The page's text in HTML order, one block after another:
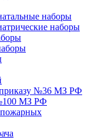
наборы
наборы
№36 МЗ РФ
МЗ РФ